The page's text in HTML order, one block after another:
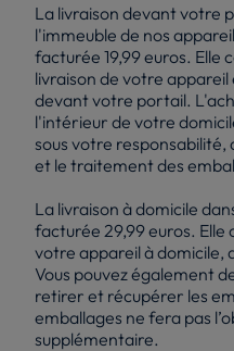
La livraison devant votre
l'immeuble de nos
facturée 19,99 euros. Elle
livraison de votre
devant votre portail.
l'intérieur de votre
sous votre responsabilité,
et le traitement des
La livraison à domicile
facturée 29,99 euros. Elle
votre appareil à domicile,
Vous pouvez également
retirer et récupérer les
emballages ne fera pas
supplémentaire.